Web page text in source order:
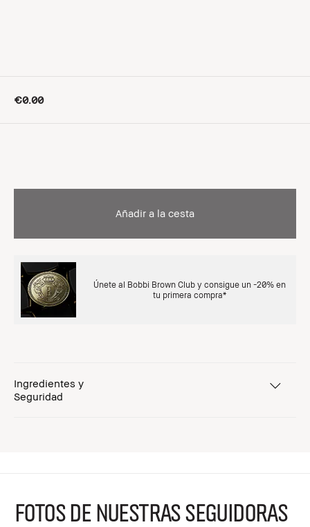
€0.00
Añadir a la cesta
Únete al Bobbi Brown Club y consigue un -20% en
tu primera compra*
Ingredientes y
Seguridad
FOTOS DE NUESTRAS SEGUIDORAS